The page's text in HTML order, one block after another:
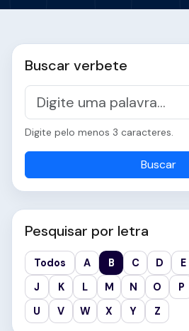
Buscar verbete
Digite pelo menos 3 caracteres.
Buscar
Pesquisar por letra
Todos A B C D E
J
K L M N O P
U
V W X Y Z